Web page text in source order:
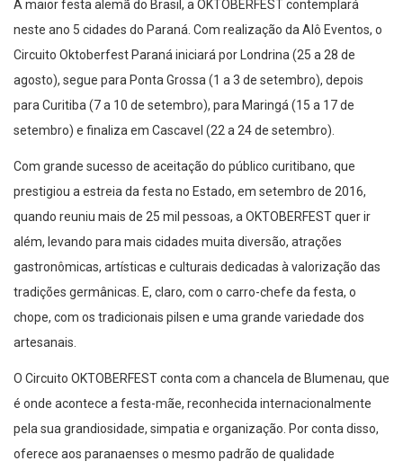
A maior festa alemã do Brasil, a OKTOBERFEST contemplará
neste ano 5 cidades do Paraná. Com realização da Alô Eventos, o
Circuito Oktoberfest Paraná iniciará por Londrina (25 a 28 de
agosto), segue para Ponta Grossa (1 a 3 de setembro), depois
para Curitiba (7 a 10 de setembro), para Maringá (15 a 17 de
setembro) e finaliza em Cascavel (22 a 24 de setembro).
Com grande sucesso de aceitação do público curitibano, que
prestigiou a estreia da festa no Estado, em setembro de 2016,
quando reuniu mais de 25 mil pessoas, a OKTOBERFEST quer ir
além, levando para mais cidades muita diversão, atrações
gastronômicas, artísticas e culturais dedicadas à valorização das
tradições germânicas. E, claro, com o carro-chefe da festa, o
chope, com os tradicionais pilsen e uma grande variedade dos
artesanais.
O Circuito OKTOBERFEST conta com a chancela de Blumenau, que
é onde acontece a festa-mãe, reconhecida internacionalmente
pela sua grandiosidade, simpatia e organização. Por conta disso,
oferece aos paranaenses o mesmo padrão de qualidade